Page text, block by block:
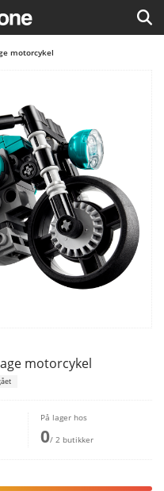
motorcykel
motorcykel
På lager hos
0/ 2 butikker